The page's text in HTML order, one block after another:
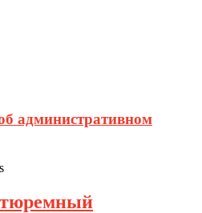
административном